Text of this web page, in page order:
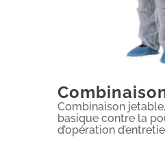
Combinaison
basique contre la
d’opération